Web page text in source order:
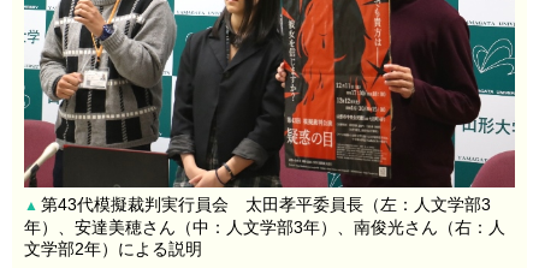
▲ 第43代模擬裁判実行員会 太田孝平委員長（左：人文学部3
年）、安達美穂さん（中：人文学部3年）、南俊光さん（右：人
文学部2年）による説明